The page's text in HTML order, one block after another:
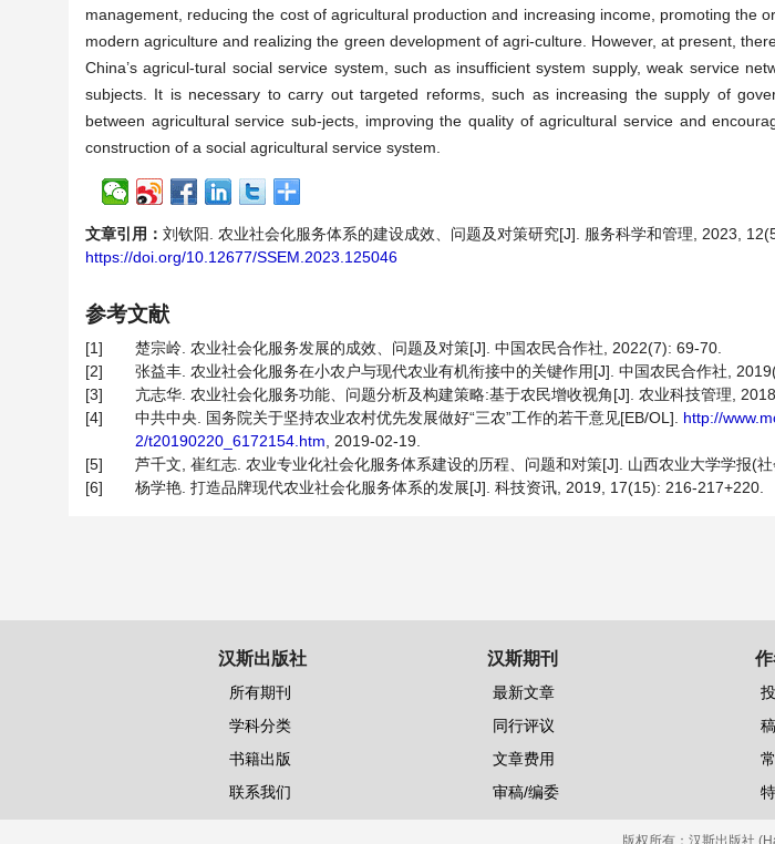
management, reducing the cost of agricultural production and increasing income, promoting the
modern agriculture and realizing the green development of agri-culture. However, at present,
China’s agricul-tural social service system, such as insufficient system supply, weak service
subjects. It is necessary to carry out targeted reforms, such as increasing the supply of
between agricultural service sub-jects, improving the quality of agricultural service and
construction of a social agricultural service system.
文章引用： 刘钦阳. 农业社会化服务体系的建设成效、问题及对策研究[J]. 服务科学和管理, 2023,
https://doi.org/10.12677/SSEM.2023.125046
参考文献
[1]
楚宗岭. 农业社会化服务发展的成效、问题及对策[J]. 中国农民合作社, 2022(7): 69-70.
[2]
张益丰. 农业社会化服务在小农户与现代农业有机衔接中的关键作用[J]. 中国农民合作社,
[3]
亢志华. 农业社会化服务功能、问题分析及构建策略:基于农民增收视角[J]. 农业科技管理,
[4]
中共中央. 国务院关于坚持农业农村优先发展做好“三农”工作的若干意见[EB/OL]. http://
2/t20190220_6172154.htm , 2019-02-19.
[5]
芦千文, 崔红志. 农业专业化社会化服务体系建设的历程、问题和对策[J]. 山西农业大学学报(
[6]
杨学艳. 打造品牌现代农业社会化服务体系的发展[J]. 科技资讯, 2019, 17(15): 216-217+220.
汉斯出版社
所有期刊
学科分类
书籍出版
联系我们
汉斯期刊
最新文章
同行评议
文章费用
审稿/编委
版权所有： 汉斯出版社